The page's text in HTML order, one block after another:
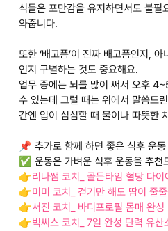
식들은 포만감을 유지하면서도 불
와줍니다.
또한 ‘배고픔’이 진짜 배고픔인지,
인지 구별하는 것도 중요해요.
업무 중에는 뇌를 많이 써서 오후
수 있는데 그럴 때는 위에서 말씀드
간엔 입이 심심할 때 물이나 따뜻한
📌 추가로 함께 하면 좋은 식후 운동
✅ 운동은 가벼운 식후 운동을 추천
👉리나쌤 코치_ 골든타임 혈당 다이
👉미미 코치_ 걷기만 해도 땀이 줄
👉서진 코치_ 바디프로필 몸매 완
👉빅씨스 코치_ 7일 완성 탄력 유산